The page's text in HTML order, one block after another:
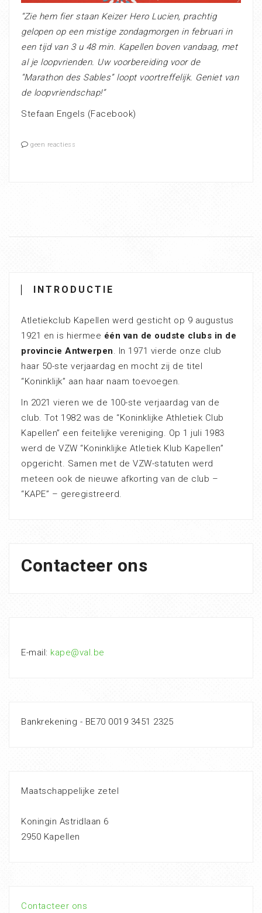
“Zie hem fier staan Keizer Hero Lucien, prachtig
gelopen op een mistige zondagmorgen in februari in
een tijd van 3 u 48 min. Kapellen boven vandaag, met
al je loopvrienden. Uw voorbereiding voor de
“Marathon des Sables” loopt voortreffelijk. Geniet van
de loopvriendschap!”
Stefaan Engels (Facebook)
geen reactiess
INTRODUCTIE
Atletiekclub Kapellen werd gesticht op 9 augustus
1921 en is hiermee één van de oudste clubs in de
provincie Antwerpen. In 1971 vierde onze club
haar 50-ste verjaardag en mocht zij de titel
“Koninklijk” aan haar naam toevoegen.
In 2021 vieren we de 100-ste verjaardag van de
club. Tot 1982 was de “Koninklijke Athletiek Club
Kapellen” een feitelijke vereniging. Op 1 juli 1983
werd de VZW “Koninklijke Atletiek Klub Kapellen”
opgericht. Samen met de VZW-statuten werd
meteen ook de nieuwe afkorting van de club –
“KAPE” – geregistreerd.
Contacteer ons
E-mail: kape@val.be
Bankrekening - BE70 0019 3451 2325
Maatschappelijke zetel
Koningin Astridlaan 6
2950 Kapellen
Contacteer ons